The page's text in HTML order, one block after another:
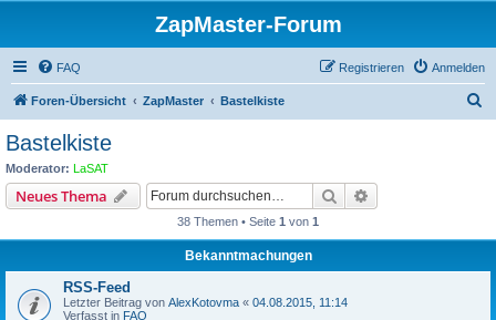
ZapMaster-Forum
FAQ Anmelden
Registrieren
Foren-Übersicht ZapMaster Bastelkiste
Bastelkiste
Moderator: LaSAT
Neues Thema Suche
38 Themen • Seite 1 von 1
Bekanntmachungen
RSS-Feed
Letzter Beitrag von AlexKotovma « 04.08.2015, 11:14
Verfasst in FAQ